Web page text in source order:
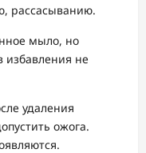
рассасыванию.
мыло, но
избавления не
удаления
ожога.